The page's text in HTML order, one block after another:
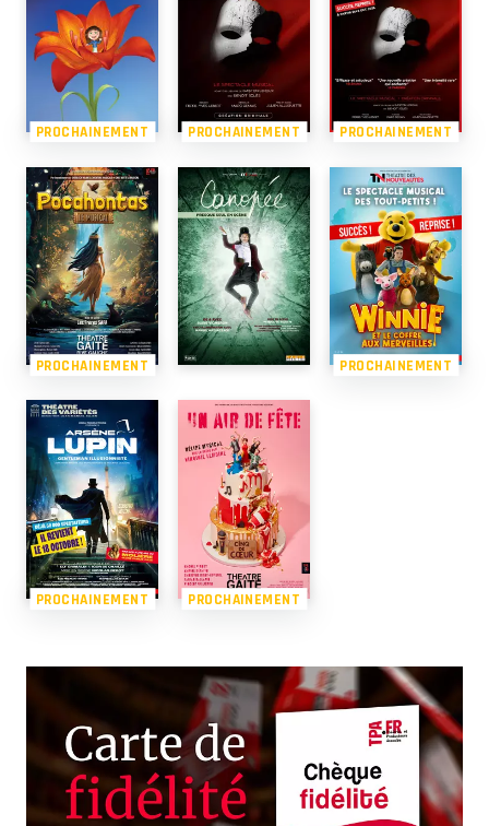
PROCHAINEMENT PROCHAINEMENT PROCHAINEMENT
PROCHAINEMENT PROCHAINEMENT
PROCHAINEMENT PROCHAINEMENT